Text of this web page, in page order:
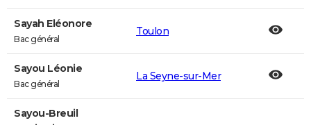
Sayah Eléonore
Bac général
Toulon
Sayou Léonie
Bac général
La Seyne-sur-Mer
Sayou-Breuil